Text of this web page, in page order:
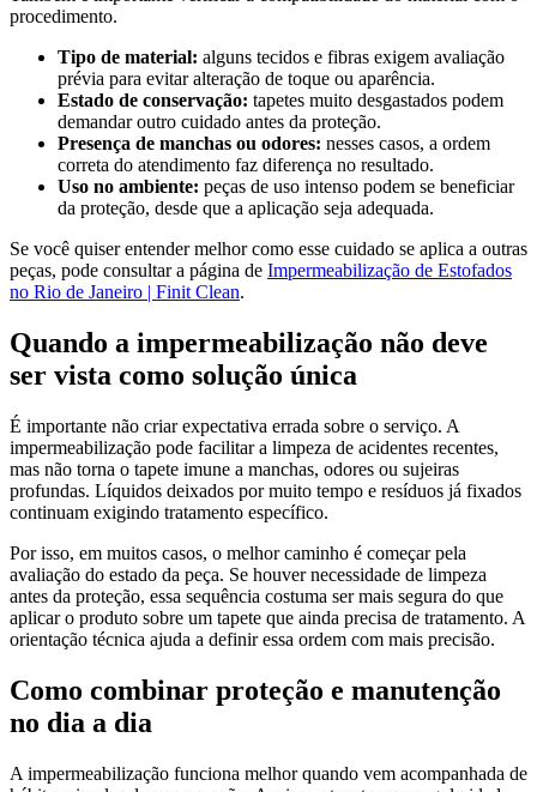
procedimento.
Tipo de material: alguns tecidos e fibras exigem avaliação
prévia para evitar alteração de toque ou aparência.
Estado de conservação: tapetes muito desgastados podem
demandar outro cuidado antes da proteção.
Presença de manchas ou odores: nesses casos, a ordem
correta do atendimento faz diferença no resultado.
Uso no ambiente: peças de uso intenso podem se beneficiar
da proteção, desde que a aplicação seja adequada.
Se você quiser entender melhor como esse cuidado se aplica a outras
peças, pode consultar a página de Impermeabilização de Estofados
no Rio de Janeiro | Finit Clean.
Quando a impermeabilização não deve
ser vista como solução única
É importante não criar expectativa errada sobre o serviço. A
impermeabilização pode facilitar a limpeza de acidentes recentes,
mas não torna o tapete imune a manchas, odores ou sujeiras
profundas. Líquidos deixados por muito tempo e resíduos já fixados
continuam exigindo tratamento específico.
Por isso, em muitos casos, o melhor caminho é começar pela
avaliação do estado da peça. Se houver necessidade de limpeza
antes da proteção, essa sequência costuma ser mais segura do que
aplicar o produto sobre um tapete que ainda precisa de tratamento. A
orientação técnica ajuda a definir essa ordem com mais precisão.
Como combinar proteção e manutenção
no dia a dia
A impermeabilização funciona melhor quando vem acompanhada de